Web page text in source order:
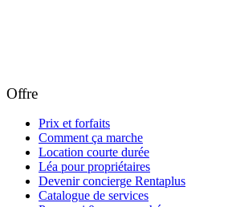
Offre
Prix et forfaits
Comment ça marche
Location courte durée
Léa pour propriétaires
Devenir concierge Rentaplus
Catalogue de services